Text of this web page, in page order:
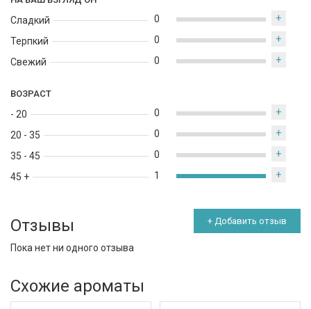
Сладкий
Терпкий
Свежий
0 +
0 +
0 +
ВОЗРАСТ
- 20
20 - 35
35 - 45
45 +
0 +
0 +
0 +
1 +
Отзывы + Добавить отзыв
Пока нет ни одного отзыва
Схожие ароматы